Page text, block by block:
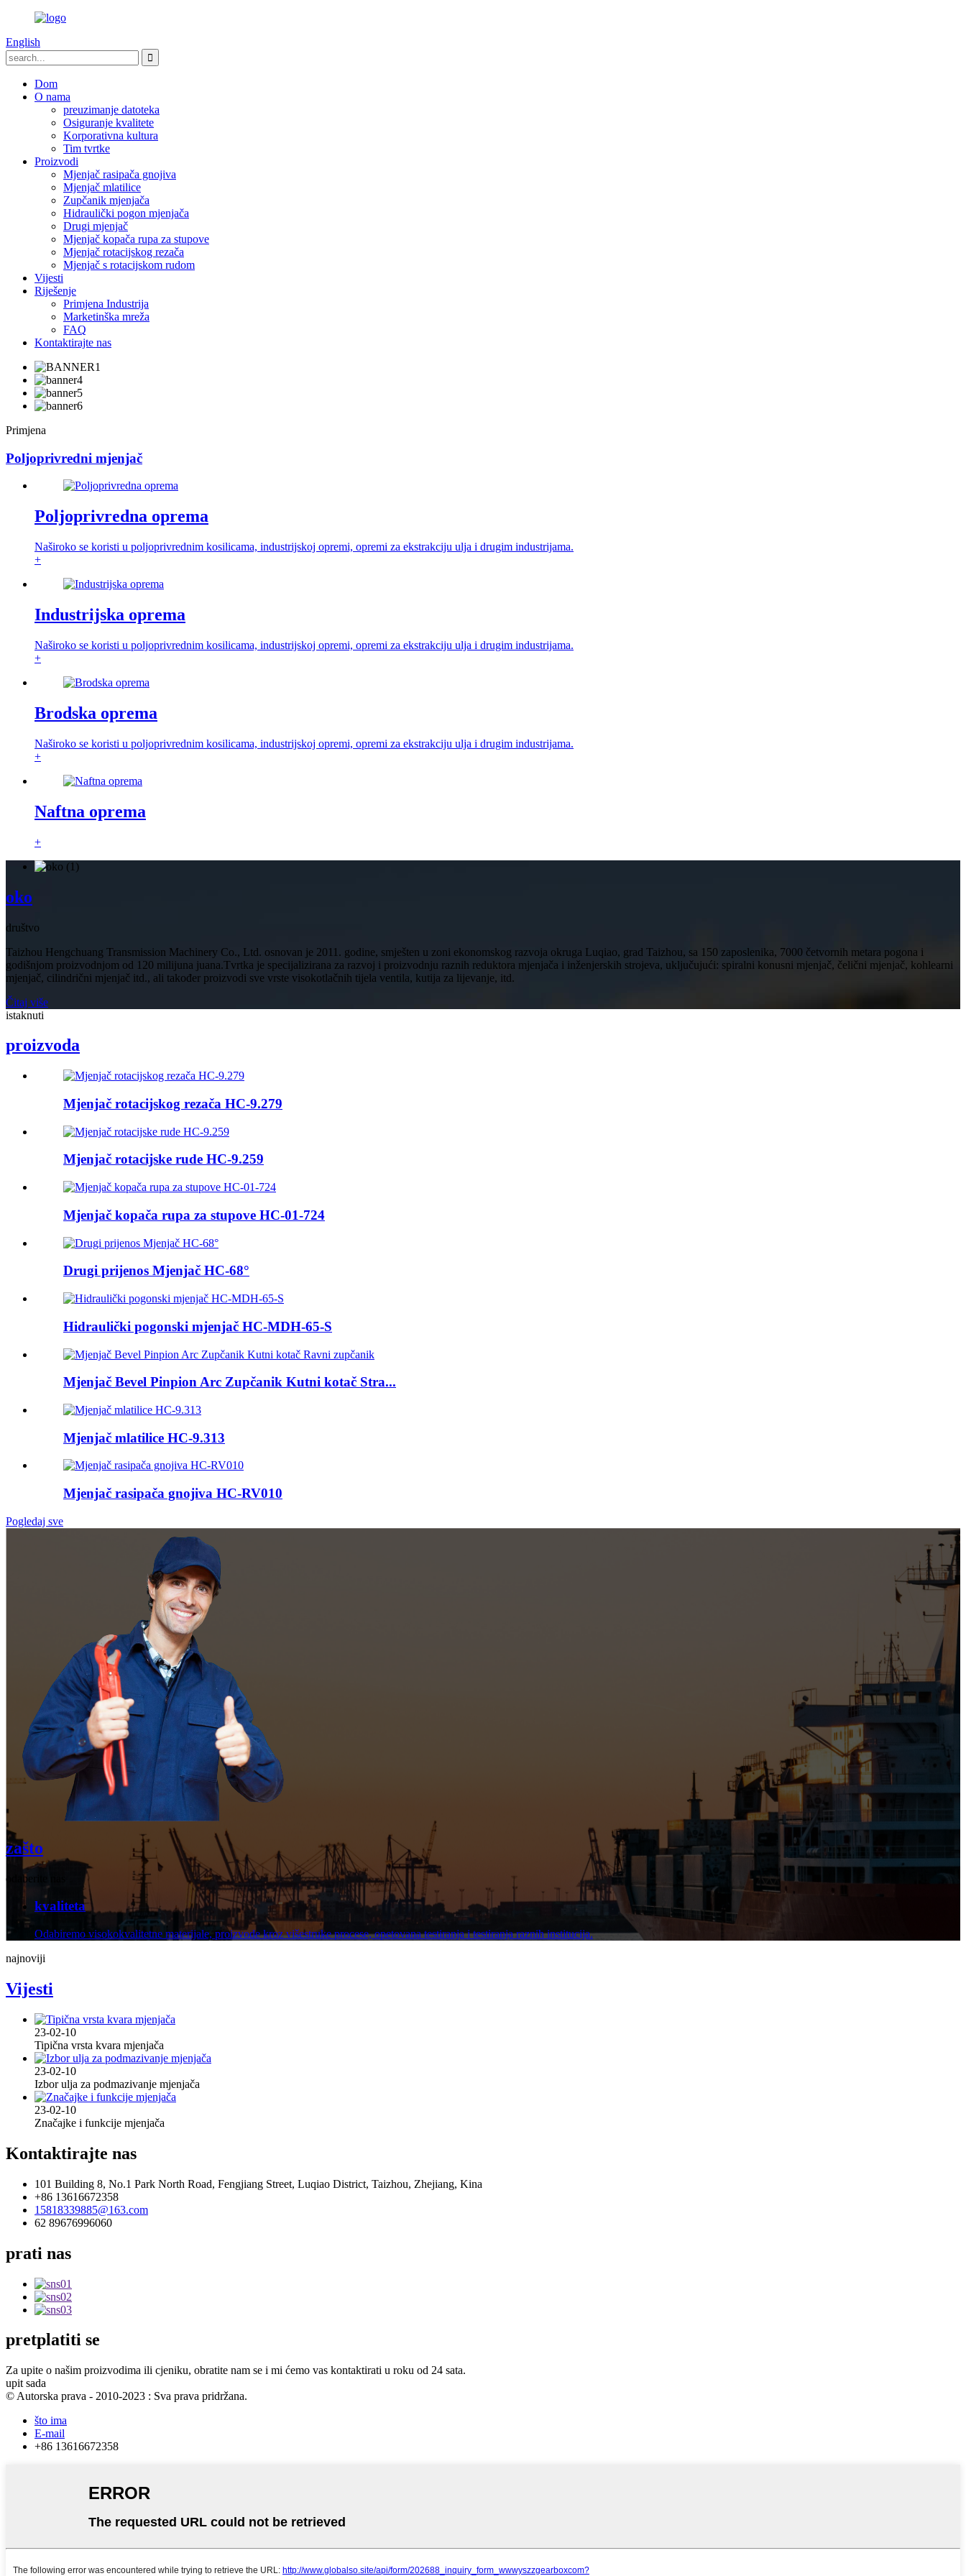
English
Dom
O nama
preuzimanje datoteka
Osiguranje kvalitete
Korporativna kultura
Tim tvrtke
Proizvodi
Mjenjač rasipača gnojiva
Mjenjač mlatilice
Zupčanik mjenjača
Hidraulički pogon mjenjača
Drugi mjenjač
Mjenjač kopača rupa za stupove
Mjenjač rotacijskog rezača
Mjenjač s rotacijskom rudom
Vijesti
Riješenje
Primjena Industrija
Marketinška mreža
FAQ
Kontaktirajte nas
Primjena
Poljoprivredni mjenjač
Poljoprivredna oprema
Naširoko se koristi u poljoprivrednim kosilicama, industrijskoj opremi, opremi za ekstrakciju ulja i drugim industrijama.
+
Industrijska oprema
Naširoko se koristi u poljoprivrednim kosilicama, industrijskoj opremi, opremi za ekstrakciju ulja i drugim industrijama.
+
Brodska oprema
Naširoko se koristi u poljoprivrednim kosilicama, industrijskoj opremi, opremi za ekstrakciju ulja i drugim industrijama.
+
Naftna oprema
+
oko
društvo
Taizhou Hengchuang Transmission Machinery Co., Ltd. osnovan je 2011. godine, smješten u zoni ekonomskog razvoja okruga Luqiao, grad Taizhou, sa 150 zaposlenika, 7000 četvornih metara pogona i
godišnjom proizvodnjom od 120 milijuna juana.Tvrtka je specijalizirana za razvoj i proizvodnju raznih reduktora mjenjača i inženjerskih strojeva, uključujući: spiralni konusni mjenjač, ​​čelični mjenjač, ​​kohlearni
mjenjač, ​​cilindrični mjenjač itd., ali također proizvodi sve vrste visokotlačnih tijela ventila, kutija za lijevanje, itd.
Čitaj više
istaknuti
proizvoda
Mjenjač rotacijskog rezača HC-9.279
Mjenjač rotacijske rude HC-9.259
Mjenjač kopača rupa za stupove HC-01-724
Drugi prijenos Mjenjač HC-68°
Hidraulički pogonski mjenjač HC-MDH-65-S
Mjenjač Bevel Pinpion Arc Zupčanik Kutni kotač Stra...
Mjenjač mlatilice HC-9.313
Mjenjač rasipača gnojiva HC-RV010
Pogledaj sve
zašto
odaberite nas
kvaliteta
Odabiremo visokokvalitetne materijale, proizvode kroz višestruke procese, opetovana testiranja i testiranja raznih institucija.
najnoviji
Vijesti
23-02-10
Tipična vrsta kvara mjenjača
23-02-10
Izbor ulja za podmazivanje mjenjača
23-02-10
Značajke i funkcije mjenjača
Kontaktirajte nas
101 Building 8, No.1 Park North Road, Fengjiang Street, Luqiao District, Taizhou, Zhejiang, Kina
+86 13616672358
15818339885@163.com
62 89676996060
prati nas
pretplatiti se
Za upite o našim proizvodima ili cjeniku, obratite nam se i mi ćemo vas kontaktirati u roku od 24 sata.
upit sada
© Autorska prava - 2010-2023 : Sva prava pridržana.
što ima
E-mail
+86 13616672358